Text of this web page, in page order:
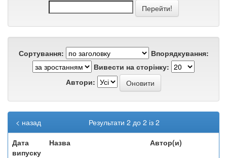
Сортування:
Впорядкування:
Вивести на сторінку:
Автори:
Результати 2 до 2 із 2
< назад
Дата
випуску
Назва Автор(и)